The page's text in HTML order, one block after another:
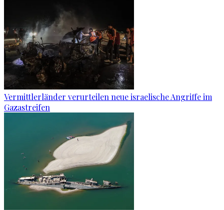
Vermittlerländer verurteilen neue israelische Angriffe im
Gazastreifen